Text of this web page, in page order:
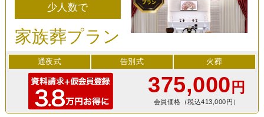
少人数で
家族葬プラン
通夜式 告別式 火葬
375,000 円
会員価格（税込413,000円）